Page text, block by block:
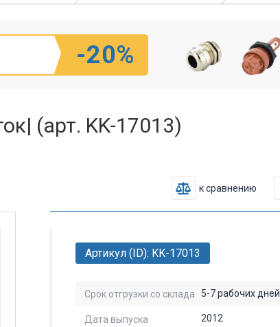
-20%
(арт. KK-17013)
к сравнению
Артикул (ID): KK-17013
Срок отгрузки со склада 5-7 рабочих дней
Дата выпуска 2012